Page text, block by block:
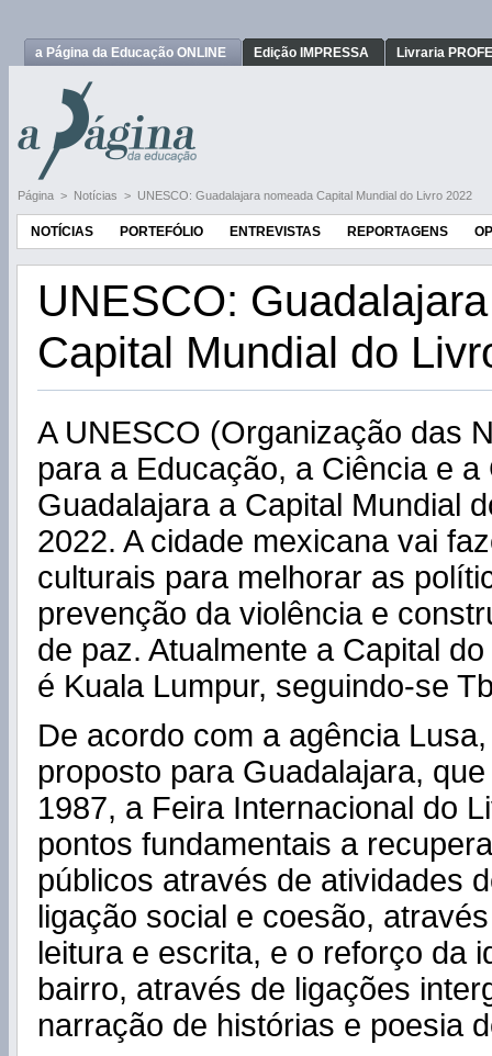
a Página da Educação ONLINE Edição IMPRESSA Livraria
Página > Notícias > UNESCO: Guadalajara nomeada Capital Mundial do Livro 2022
NOTÍCIAS PORTEFÓLIO ENTREVISTAS REPORTAGENS
UNESCO:
Capital Mundial do
A UNESCO (Organização das
para a Educação, a Ciência e
Guadalajara a Capital Mundial
2022. A cidade mexicana vai
culturais para melhorar as
prevenção da violência e
de paz. Atualmente a Capital
é Kuala Lumpur, seguindo-se
De acordo com a agência
proposto para Guadalajara,
1987, a Feira Internacional do
pontos fundamentais a
públicos através de atividades
ligação social e coesão,
leitura e escrita, e o reforço da
bairro, através de ligações
narração de histórias e poesia